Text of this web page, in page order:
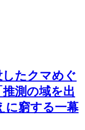
たクマめぐ
推測の域を出
に窮する一幕